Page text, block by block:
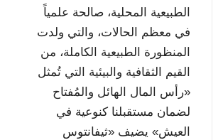
الطبيعية المحلية، صالحة علمياً
في معظم الحالات، والتي ولدت
المنظورة الطبيعية الكاملة، من
القيم الثقافية والبيئية التي تُمثل
«رأس المال الهائل والمُفتاح
لضمان مستقبلنا كنوعية في
العيش» يضيف «ثيفانتوس